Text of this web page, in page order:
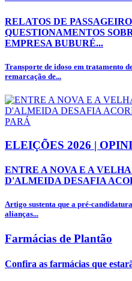
RELATOS DE
QUESTIONAMENTOS
EMPRESA BUBURÉ...
Transporte de idoso em tratamento
remarcação de...
ELEIÇÕES 2026 |
ENTRE A NOVA E A
D'ALMEIDA DESAFIA
Artigo sustenta que a pré-
alianças...
Farmácias de Plantão
Confira as farmácias que